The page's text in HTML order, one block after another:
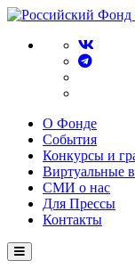
О Фонде
События
Конкурсы и
Виртуальные
СМИ о нас
Для Прессы
Контакты